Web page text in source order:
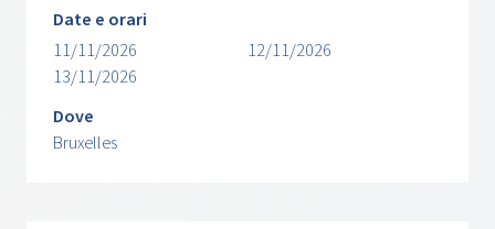
Date e orari
11/11/2026
12/11/2026
13/11/2026
Dove
Bruxelles